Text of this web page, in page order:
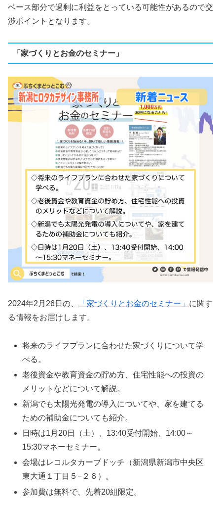
ベース部分で過剰に利益をとっている可能性があるので交
渉ポイントとなります。
「家づくりとお金のセミナー」
2024年2月26日の、 「家づくりとお金のセミナー」 に関す
る情報をお届けします。
将来のライフプランに合わせた家づくりについて学
べる。
老後資金や教育資金の貯め方、住宅性能への投資の
メリットなどについて解説。
新潟でも太陽光発電の導入についてや、家を建てる
ための補助金についても紹介。
日時は1月20日（土）、13:40受付開始、14:00～
15:30マネーセミナー。
会場はレコルタカーブドッチ（新潟県新潟市中央区
東大通１丁目５−２６）。
参加費は無料で、先着20組限定。